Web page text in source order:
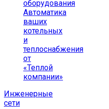
оборудования
Автоматика
ваших
котельных
и
теплоснабжения
от
«Теплой
компании»
Инженерные
сети